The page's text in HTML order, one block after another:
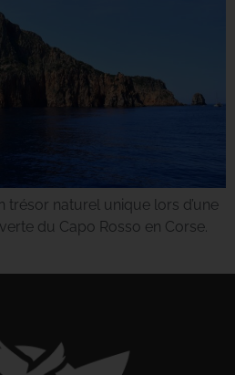
trésor naturel unique lors d’une
du Capo Rosso en Corse.